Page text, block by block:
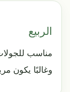
الربيع
مناسب للجولات
وغالبًا يكون